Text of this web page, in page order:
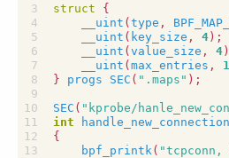
struct
{
__uint ( type ,
__uint ( key_size , 4 );
__uint ( value_size , 4
__uint ( max_entries , 1
}
progs SEC ( ".maps" );
SEC ( "kprobe/
int
handle_new_connection
{
bpf_printk ( "tcpconn,